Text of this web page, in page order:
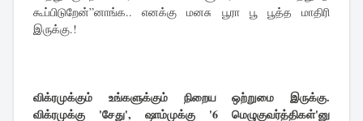
கூப்பிடுறேன்”னாங்க.. எனக்கு மனசு பூரா பூ பூத்த மாதிரி
இருக்கு.!
விக்ரமுக்கும் உங்களுக்கும் நிறைய ஒற்றுமை இருக்கு.
விக்ரமுக்கு 'சேது', ஷாம்முக்கு '6 மெழுகுவர்த்திகள்'னு